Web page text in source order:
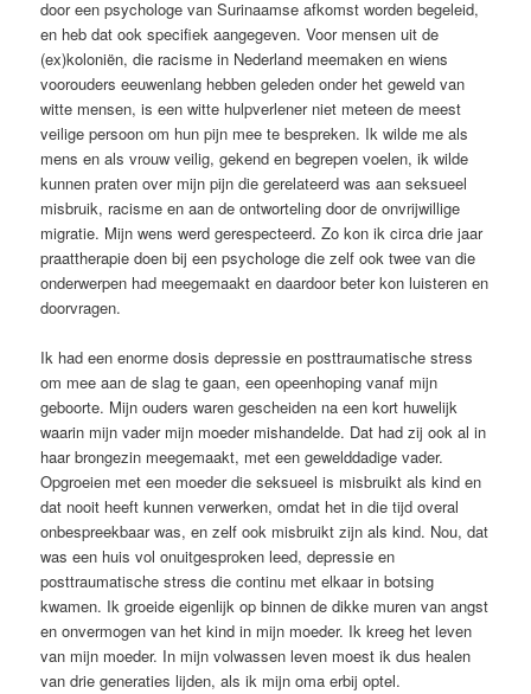
door een psychologe van Surinaamse afkomst worden begeleid,
en heb dat ook specifiek aangegeven. Voor mensen uit de
(ex)koloniën, die racisme in Nederland meemaken en wiens
voorouders eeuwenlang hebben geleden onder het geweld van
witte mensen, is een witte hulpverlener niet meteen de meest
veilige persoon om hun pijn mee te bespreken. Ik wilde me als
mens en als vrouw veilig, gekend en begrepen voelen, ik wilde
kunnen praten over mijn pijn die gerelateerd was aan seksueel
misbruik, racisme en aan de ontworteling door de onvrijwillige
migratie. Mijn wens werd gerespecteerd. Zo kon ik circa drie jaar
praattherapie doen bij een psychologe die zelf ook twee van die
onderwerpen had meegemaakt en daardoor beter kon luisteren en
doorvragen.
Ik had een enorme dosis depressie en posttraumatische stress
om mee aan de slag te gaan, een opeenhoping vanaf mijn
geboorte. Mijn ouders waren gescheiden na een kort huwelijk
waarin mijn vader mijn moeder mishandelde. Dat had zij ook al in
haar brongezin meegemaakt, met een gewelddadige vader.
Opgroeien met een moeder die seksueel is misbruikt als kind en
dat nooit heeft kunnen verwerken, omdat het in die tijd overal
onbespreekbaar was, en zelf ook misbruikt zijn als kind. Nou, dat
was een huis vol onuitgesproken leed, depressie en
posttraumatische stress die continu met elkaar in botsing
kwamen. Ik groeide eigenlijk op binnen de dikke muren van angst
en onvermogen van het kind in mijn moeder. Ik kreeg het leven
van mijn moeder. In mijn volwassen leven moest ik dus healen
van drie generaties lijden, als ik mijn oma erbij optel.